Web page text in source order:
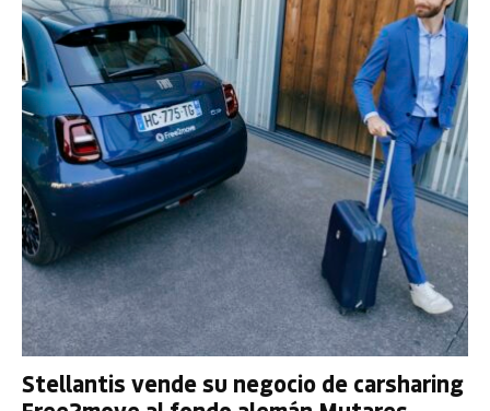
Stellantis vende su negocio de carsharing